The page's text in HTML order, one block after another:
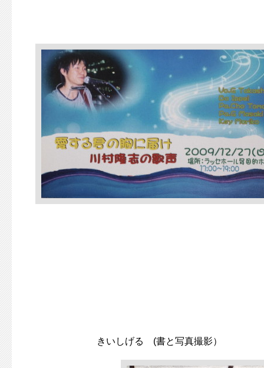
きいしげる (書と写真撮影）